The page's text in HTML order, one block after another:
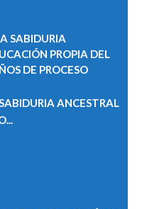
ANCESTRAL